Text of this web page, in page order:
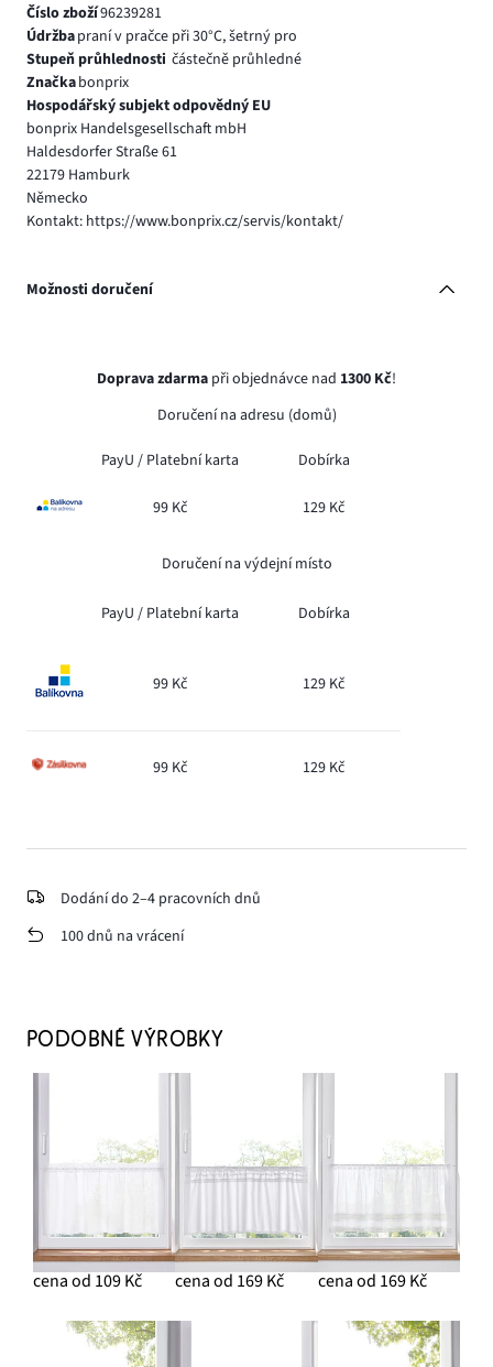
Číslo zboží96239281
Údržbapraní v pračce při 30°C, šetrný pro
Stupeň průhlednosti částečně průhledné
Značkabonprix
Hospodářský subjekt odpovědný EU
bonprix Handelsgesellschaft mbH
Haldesdorfer Straße 61
22179 Hamburk
Německo
Kontakt: https://www.bonprix.cz/servis/kontakt/
Možnosti doručení
Doprava zdarma při objednávce nad 1300 Kč!
Doručení na adresu (domů)
PayU / Platební karta Dobírka
99 Kč 129 Kč
Doručení na výdejní místo
PayU / Platební karta Dobírka
99 Kč 129 Kč
99 Kč 129 Kč
Dodání do 2–4 pracovních dnů
100 dnů na vrácení
PODOBNÉ VÝROBKY
cena od 109 Kč cena od 169 Kč cena od 169 Kč